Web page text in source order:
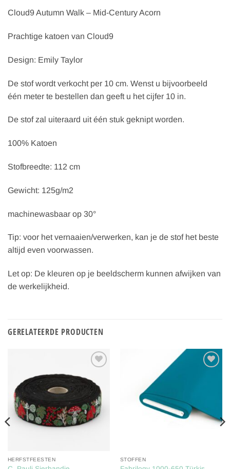
Cloud9 Autumn Walk – Mid-Century Acorn
Prachtige katoen van Cloud9
Design: Emily Taylor
De stof wordt verkocht per 10 cm. Wenst u bijvoorbeeld
één meter te bestellen dan geeft u het cijfer 10 in.
De stof zal uiteraard uit één stuk geknipt worden.
100% Katoen
Stofbreedte: 112 cm
Gewicht: 125g/m2
machinewasbaar op 30°
Tip: voor het vernaaien/verwerken, kan je de stof het beste
altijd even voorwassen.
Let op: De kleuren op je beeldscherm kunnen afwijken van
de werkelijkheid.
GERELATEERDE PRODUCTEN
aan
verlanglijst
HERFSTFEESTEN STOFFEN